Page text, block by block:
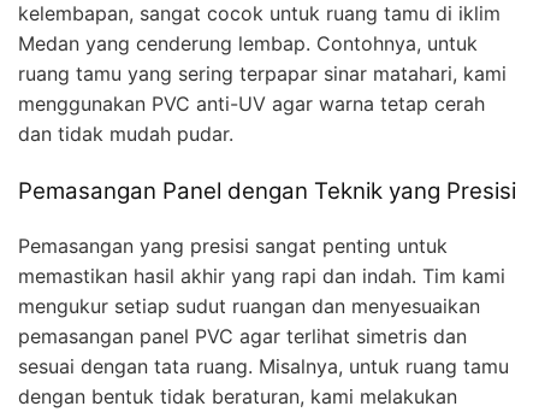
kelembapan, sangat cocok untuk ruang tamu di iklim
Medan yang cenderung lembap. Contohnya, untuk
ruang tamu yang sering terpapar sinar matahari, kami
menggunakan PVC anti-UV agar warna tetap cerah
dan tidak mudah pudar.
Pemasangan Panel dengan Teknik yang Presisi
Pemasangan yang presisi sangat penting untuk
memastikan hasil akhir yang rapi dan indah. Tim kami
mengukur setiap sudut ruangan dan menyesuaikan
pemasangan panel PVC agar terlihat simetris dan
sesuai dengan tata ruang. Misalnya, untuk ruang tamu
dengan bentuk tidak beraturan, kami melakukan